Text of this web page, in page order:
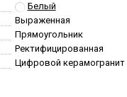
Белый
Выраженная
Прямоугольник
Ректифицированная
Цифровой керамогранит